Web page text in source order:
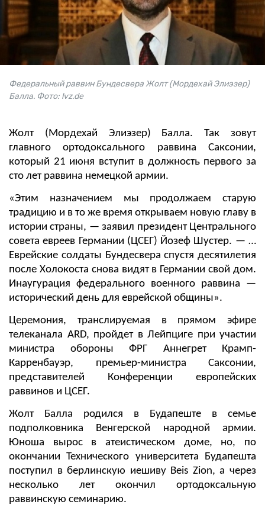
Федеральный раввин Бундесвера Жолт (Мордехай Элиэзер)
Балла. Фото: lvz.de
Жолт (Мордехай Элиэзер) Балла. Так зовут
главного ортодоксального раввина Саксонии,
который 21 июня вступит в должность первого за
сто лет раввина немецкой армии.
«Этим назначением мы продолжаем старую
традицию и в то же время открываем новую главу в
истории страны, — заявил президент Центрального
совета евреев Германии (ЦСЕГ) Йозеф Шустер. — …
Еврейские солдаты Бундесвера спустя десятилетия
после Холокоста снова видят в Германии свой дом.
Инаугурация федерального военного раввина —
исторический день для еврейской общины».
Церемония, транслируемая в прямом эфире
телеканала ARD, пройдет в Лейпциге при участии
министра обороны ФРГ Аннегрет Крамп-
Карренбауэр, премьер-министра Саксонии,
представителей Конференции европейских
раввинов и ЦСЕГ.
Жолт Балла родился в Будапеште в семье
подполковника Венгерской народной армии.
Юноша вырос в атеистическом доме, но, по
окончании Технического университета Будапешта
поступил в берлинскую иешиву Beis Zion, а через
несколько лет окончил ортодоксальную
раввинскую семинарию.